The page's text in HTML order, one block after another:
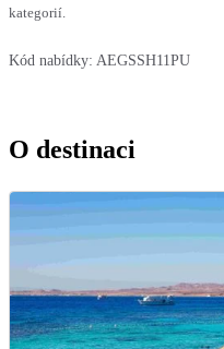
kategorií.
Kód nabídky: AEGSSH11PU
O destinaci